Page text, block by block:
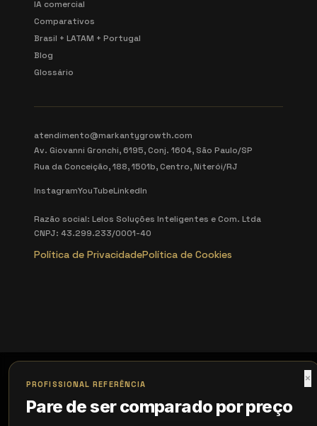
IA comercial
Comparativos
Brasil + LATAM + Portugal
Blog
Glossário
atendimento@markantygrowth.com
Av. Giovanni Gronchi, 6195, Conj. 1604, São Paulo/SP
Rua da Conceição, 188, 1501b, Centro, Niterói/RJ
InstagramYouTubeLinkedIn
Razão social: Lelos Soluções Inteligentes e Com. Ltda
CNPJ: 43.299.233/0001-40
Política de PrivacidadePolítica de Cookies
×
PROFISSIONAL REFERÊNCIA
Pare de ser comparado por preço